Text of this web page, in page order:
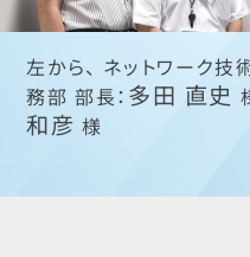
左から、 ネットワーク技
務部 部長： 多田 直史
和彦 様